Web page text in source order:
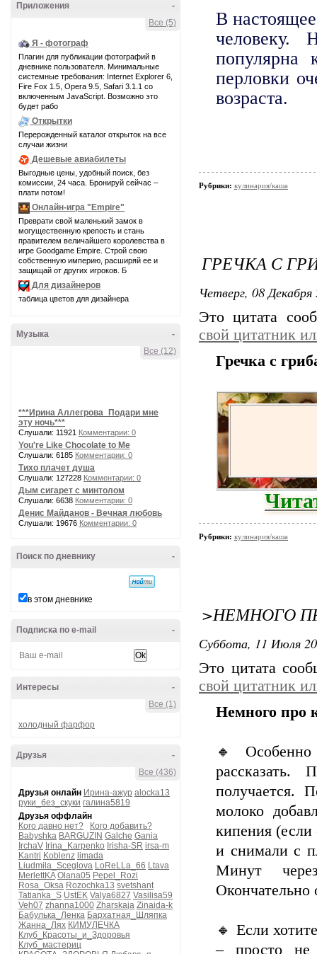
-
Приложения
Все (5)
Я - фотограф
Плагин для публикации фотографий в
дневнике пользователя. Минимальные
системные требования: Internet Explorer 6,
Fire Fox 1.5, Opera 9.5, Safari 3.1.1 со
включенным JavaScript. Возможно это
будет рабо
Открытки
Перерожденный каталог открыток на все
случаи жизни
Дешевые авиабилеты
Выгодные цены, удобный поиск, без
комиссии, 24 часа. Бронируй сейчас –
плати потом!
Онлайн-игра "Empire"
Преврати свой маленький замок в
могущественную крепость и стань
правителем величайшего королевства в
игре Goodgame Empire. Строй свою
собственную империю, расширяй ее и
защищай от других игроков. Б
Для дизайнеров
таблица цветов для дизайнера
-
Музыка
Все (12)
***Ирина Аллегрова_Подари мне
эту ночь***
Слушали: 11921 Комментарии: 0
You're Like Chocolate to Me
Слушали: 6185 Комментарии: 0
Тихо плачет душа
Слушали: 127228 Комментарии: 0
Дым сигарет с минтолом
Слушали: 6638 Комментарии: 0
Денис Майданов - Вечная любовь
Слушали: 19676 Комментарии: 0
-
Поиск по дневнику
в этом дневнике
-
Подписка по e-mail
-
Интересы
Все (1)
холодный фарфор
-
Друзья
Все (436)
Друзья онлайн Ирина-ажур alocka13
руки_без_скуки галина5819
Друзья оффлайн
Кого давно нет?
Кого добавить?
Babyshka BARGUZIN Galche Gania
IrchaV Irina_Karpenko Irisha-SR irsa-m
Kantri Koblenz limada
Liudmila_Sceglova LoReLLa_66 Ltava
MerlettKA Olana05 Pepel_Rozi
Rosa_Oksa Rozochka13 svetshant
Tatianka_S UstEK Valya6827 Vasilisa59
Veh07 zhanna1000 Zharskaja Zinaida-k
Бабулька_Ленка Бархатная_Шляпка
Жанна_Лях КИМУЛЕЧКА
Клуб_Красоты_и_Здоровья
Клуб_мастериц
В
человеку.
популярна
перловки
возраста.
Рубрики: кулинария/каша
ГРЕЧКА С
Четверг, 08
Это цитата
свой цитатник
Гречка с
Рубрики: кулинария/каша
>НЕМНОГО
Суббота, 11 Июля
Это цитата
свой цитатник
Немного про
🔸 Особенно
получается.
молоко
кипения
и снимали с
Минут
🔸 Если
– просто не